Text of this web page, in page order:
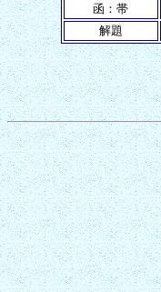
函：帯
解題